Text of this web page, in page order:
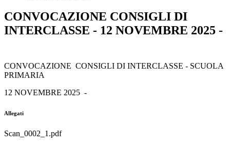
CONVOCAZIONE CONSIGLI DI
INTERCLASSE - 12 NOVEMBRE 2025 -
CONVOCAZIONE CONSIGLI DI INTERCLASSE - SCUOLA
PRIMARIA
12 NOVEMBRE 2025 -
Allegati
Scan_0002_1.pdf